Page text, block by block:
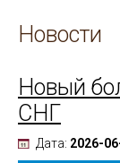
Новости
Новый
СНГ
Дата: 2026-